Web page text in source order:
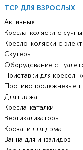
ТСР ДЛЯ ВЗРОСЛЫХ
Активные
Кресла-коляски с
Кресло-коляски с
Скутеры
Оборудование с
Приставки для кресел-
Противопролежневые
Для пляжа
Кресла-каталки
Вертикализаторы
Кровати для дома
Ванна для инвалидов